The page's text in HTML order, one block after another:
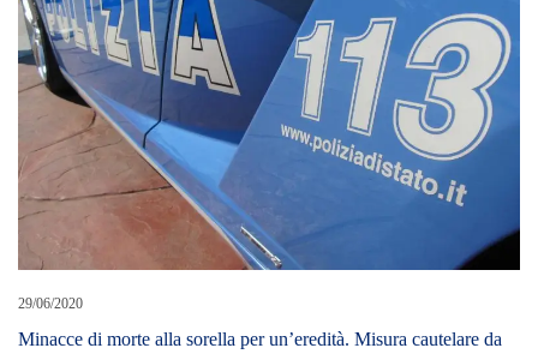
29/06/2020
Minacce di morte alla sorella per un’eredità. Misura cautelare da